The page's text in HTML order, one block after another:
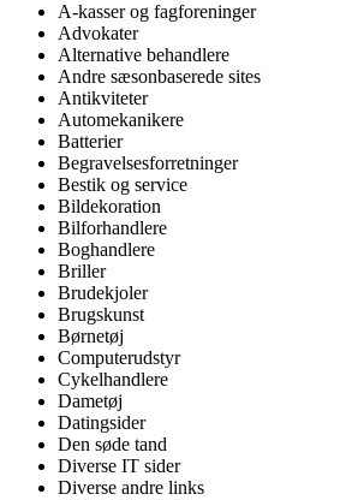
A-kasser og fagforeninger
Advokater
Alternative behandlere
Andre sæsonbaserede sites
Antikviteter
Automekanikere
Batterier
Begravelsesforretninger
Bestik og service
Bildekoration
Bilforhandlere
Boghandlere
Briller
Brudekjoler
Brugskunst
Børnetøj
Computerudstyr
Cykelhandlere
Dametøj
Datingsider
Den søde tand
Diverse IT sider
Diverse andre links